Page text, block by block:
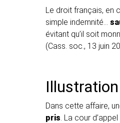
Le droit français, en
simple indemnité…
évitant qu’il soit
(Cass. soc., 13 juin
Dans cette affaire,
pris. La cour